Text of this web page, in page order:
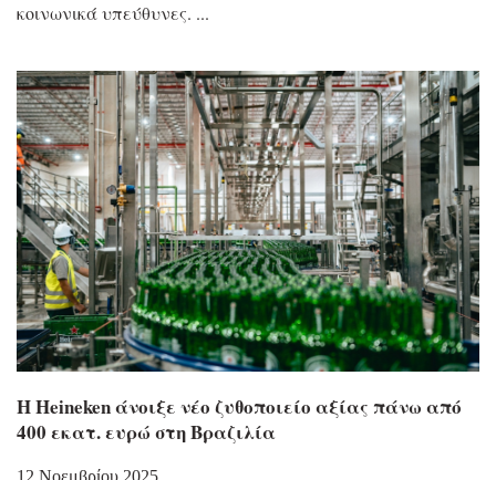
κοινωνικά υπεύθυνες.
Η Heineken άνοιξε νέο ζυθοποιείο αξίας πάνω από
400 εκατ. ευρώ στη Βραζιλία
12 Νοεμβρίου 2025